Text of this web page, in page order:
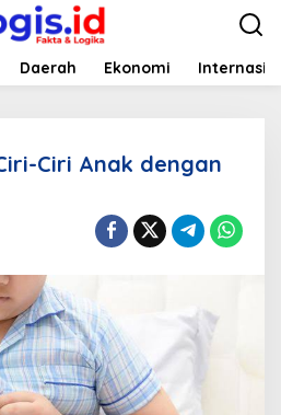
Daerah Ekonomi
Ciri Anak dengan